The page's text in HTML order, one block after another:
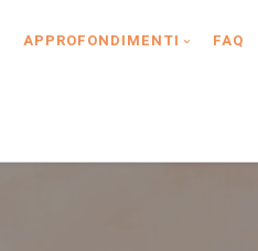
APPROFONDIMENTI FAQ